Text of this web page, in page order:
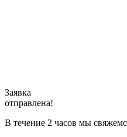
Заявка
отправлена!
В течение 2 часов мы